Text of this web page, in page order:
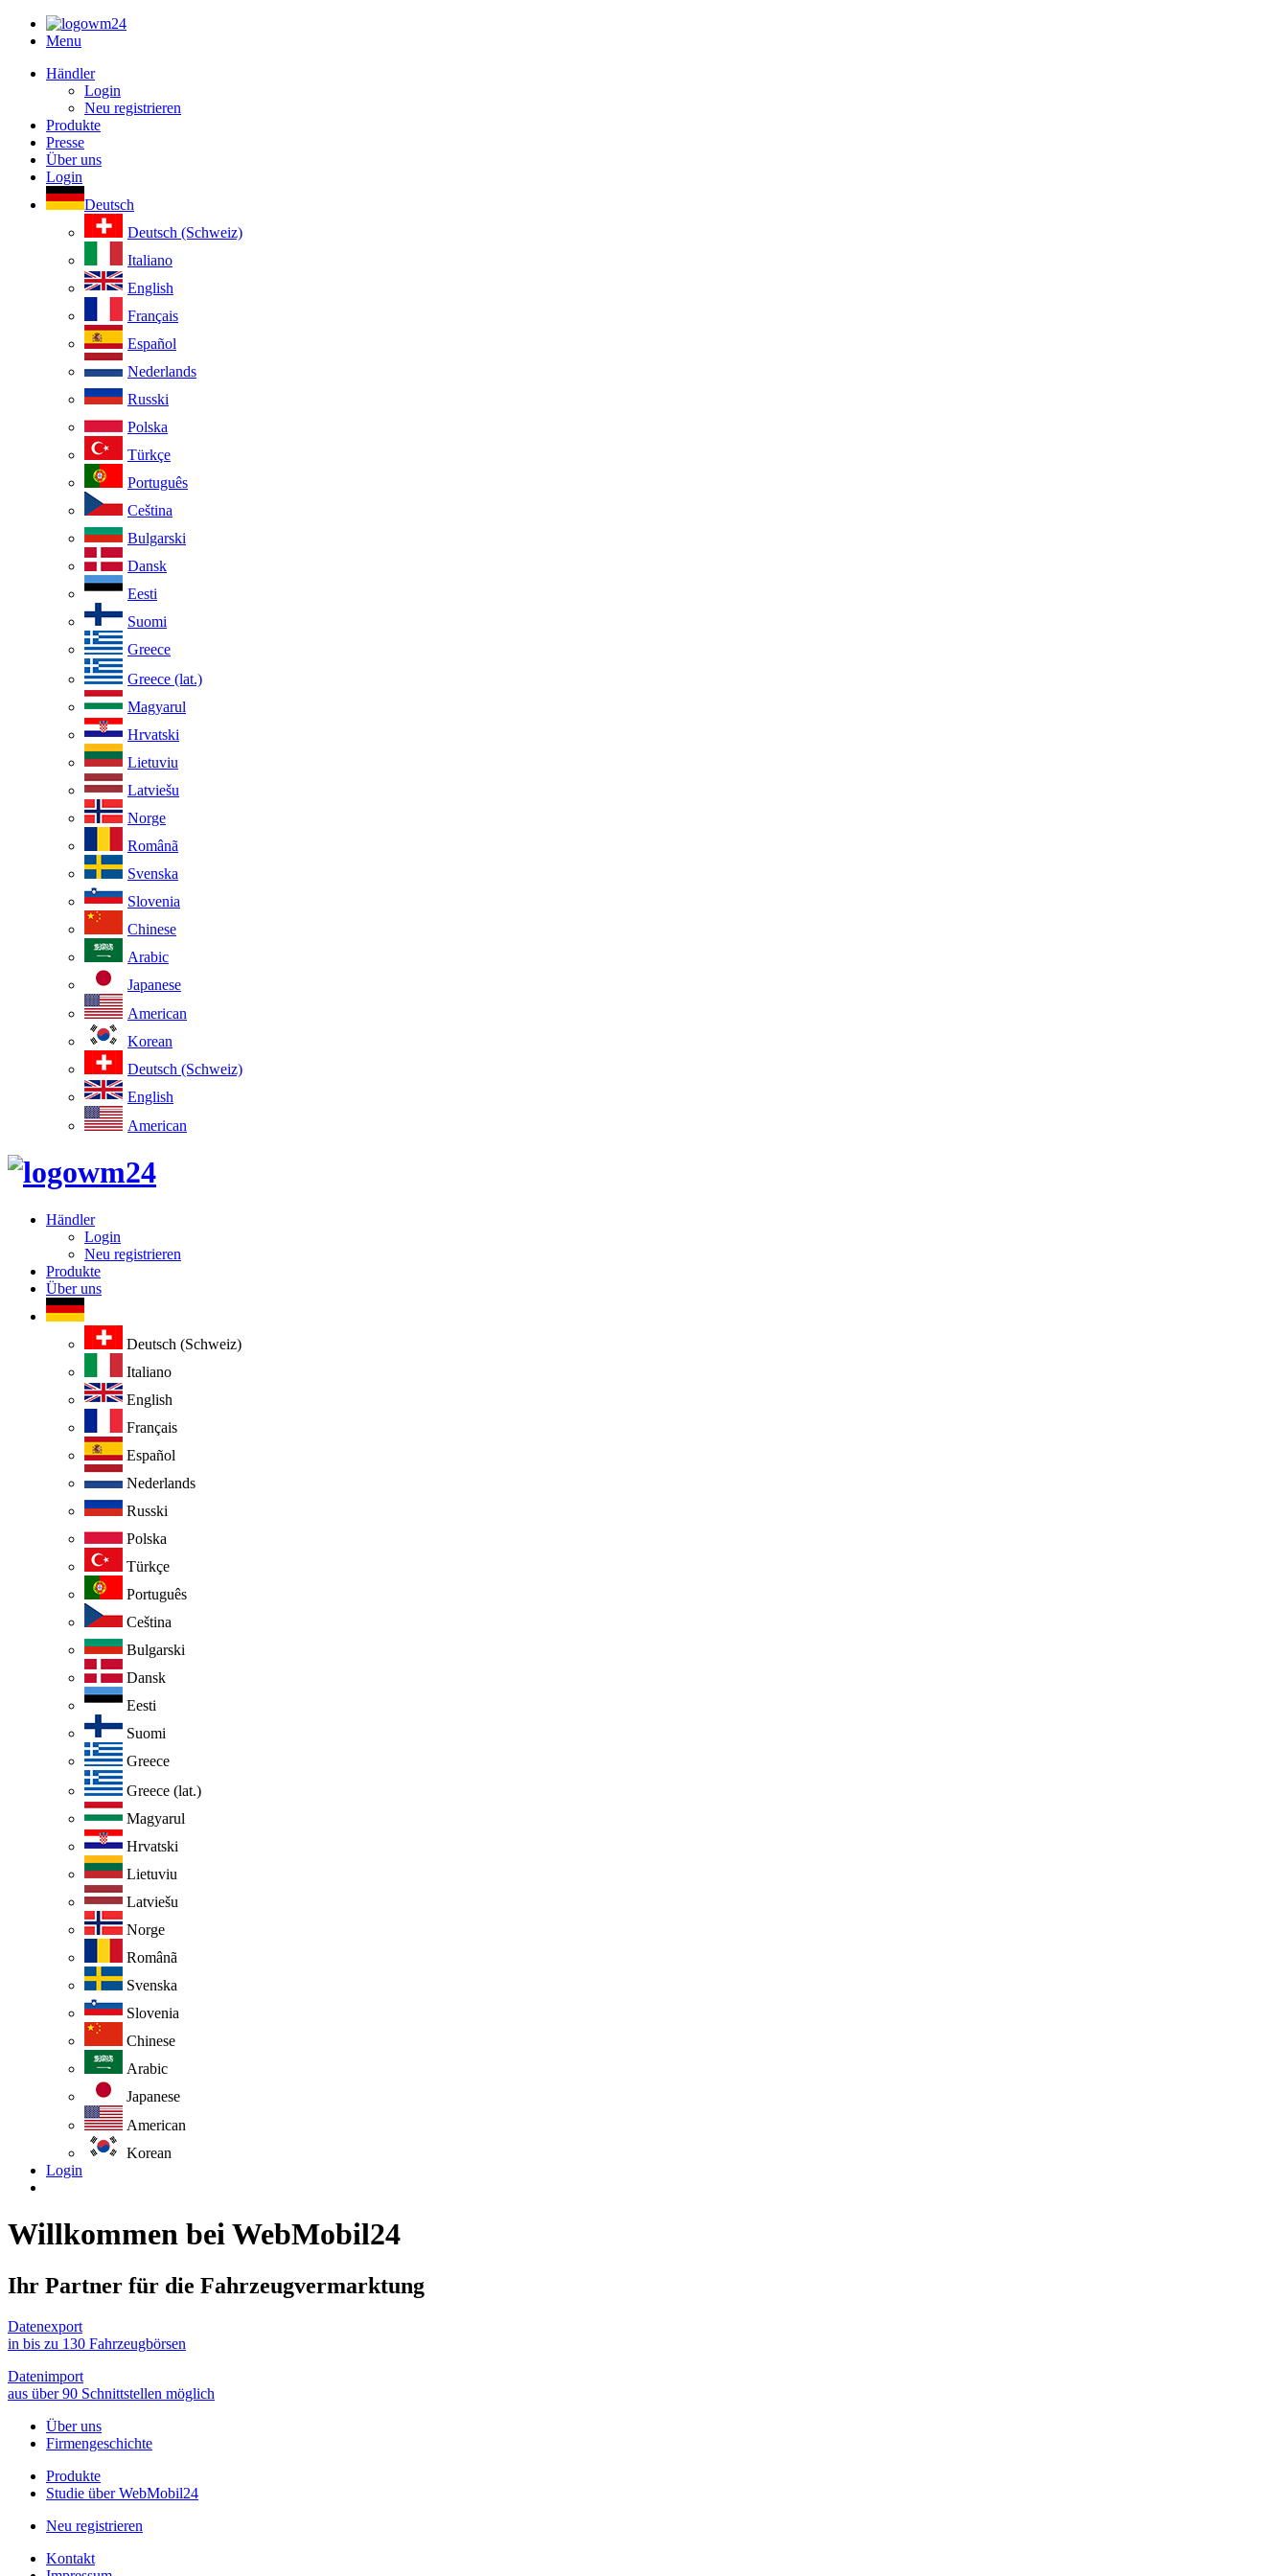
Menu
Händler
Login
Neu registrieren
Produkte
Presse
Über uns
Login
Deutsch
Deutsch (Schweiz)
Italiano
English
Français
Español
Nederlands
Russki
Polska
Türkçe
Português
Ceština
Bulgarski
Dansk
Eesti
Suomi
Greece
Greece (lat.)
Magyarul
Hrvatski
Lietuviu
Latviešu
Norge
Românã
Svenska
Slovenia
Chinese
Arabic
Japanese
American
Korean
Deutsch (Schweiz)
English
American
Händler
Login
Neu registrieren
Produkte
Über uns
Deutsch (Schweiz)
Italiano
English
Français
Español
Nederlands
Russki
Polska
Türkçe
Português
Ceština
Bulgarski
Dansk
Eesti
Suomi
Greece
Greece (lat.)
Magyarul
Hrvatski
Lietuviu
Latviešu
Norge
Românã
Svenska
Slovenia
Chinese
Arabic
Japanese
American
Korean
Login
Willkommen beiWebMobil24
Ihr Partner für die Fahrzeugvermarktung
Datenexport
in bis zu 130 Fahrzeugbörsen
Datenimport
aus über 90 Schnittstellen möglich
Über uns
Firmengeschichte
Produkte
Studie über WebMobil24
Neu registrieren
Kontakt